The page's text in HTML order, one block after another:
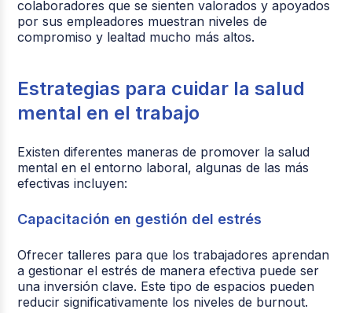
colaboradores que se sienten valorados y apoyados
por sus empleadores muestran niveles de
compromiso y lealtad mucho más altos.
Estrategias para cuidar la salud
mental en el trabajo
Existen diferentes maneras de promover la salud
mental en el entorno laboral, algunas de las más
efectivas incluyen:
Capacitación en gestión del estrés
Ofrecer talleres para que los trabajadores aprendan
a gestionar el estrés de manera efectiva puede ser
una inversión clave. Este tipo de espacios pueden
reducir significativamente los niveles de burnout.